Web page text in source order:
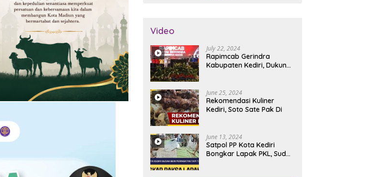
Video
July 22, 2024
Rapimcab Gerindra
Kabupaten Kediri, Dukung
June 25, 2024
Rekomendasi Kuliner
Kediri, Soto Sate Pak Di
June 13, 2024
Satpol PP Kota Kediri
Bongkar Lapak PKL, Sudah